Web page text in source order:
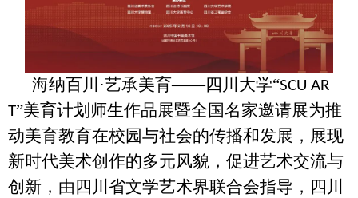
海纳百川·艺承美育——四川大学“SCU AR
T”美育计划师生作品展暨全国名家邀请展为推
动美育教育在校园与社会的传播和发展，展现
新时代美术创作的多元风貌，促进艺术交流与
创新，由四川省文学艺术界联合会指导，四川